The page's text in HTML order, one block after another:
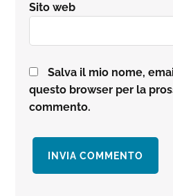
Sito web
Salva il mio nome,
questo browser per la
commento.